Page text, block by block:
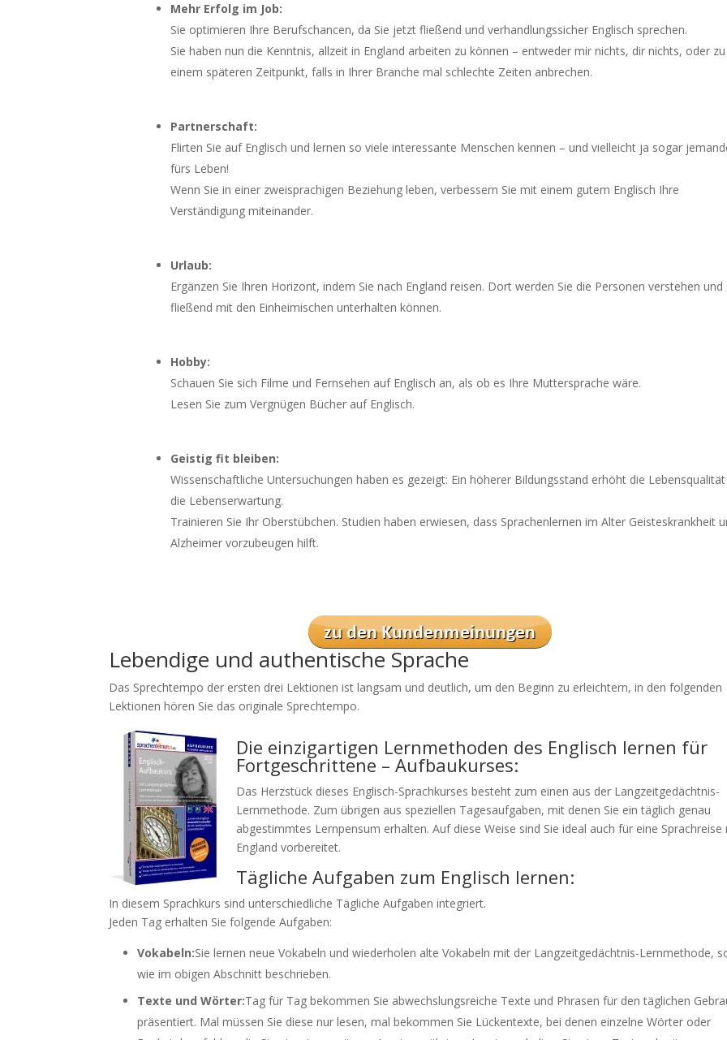
Mehr Erfolg im Job:
Sie optimieren Ihre Berufschancen, da Sie jetzt fließend und verhandlungssicher Englisch sprechen.
Sie haben nun die Kenntnis, allzeit in England arbeiten zu können – entweder mir nichts, dir nichts, oder zu
einem späteren Zeitpunkt, falls in Ihrer Branche mal schlechte Zeiten anbrechen.
Partnerschaft:
Flirten Sie auf Englisch und lernen so viele interessante Menschen kennen – und vielleicht ja sogar
fürs Leben!
Wenn Sie in einer zweisprachigen Beziehung leben, verbessern Sie mit einem gutem Englisch Ihre
Verständigung miteinander.
Urlaub:
Ergänzen Sie Ihren Horizont, indem Sie nach England reisen. Dort werden Sie die Personen verstehen und
fließend mit den Einheimischen unterhalten können.
Hobby:
Schauen Sie sich Filme und Fernsehen auf Englisch an, als ob es Ihre Muttersprache wäre.
Lesen Sie zum Vergnügen Bücher auf Englisch.
Geistig fit bleiben:
Wissenschaftliche Untersuchungen haben es gezeigt: Ein höherer Bildungsstand erhöht die
die Lebenserwartung.
Trainieren Sie Ihr Oberstübchen. Studien haben erwiesen, dass Sprachenlernen im Alter Geisteskrankheit
Alzheimer vorzubeugen hilft.
Lebendige und authentische Sprache
Das Sprechtempo der ersten drei Lektionen ist langsam und deutlich, um den Beginn zu erleichtern, in den folgenden
Lektionen hören Sie das originale Sprechtempo.
Die einzigartigen Lernmethoden des Englisch lernen für
Fortgeschrittene – Aufbaukurses:
Das Herzstück dieses Englisch-Sprachkurses besteht zum einen aus der Langzeitgedächtnis-
Lernmethode. Zum übrigen aus speziellen Tagesaufgaben, mit denen Sie ein täglich genau
abgestimmtes Lernpensum erhalten. Auf diese Weise sind Sie ideal auch für eine Sprachreise
England vorbereitet.
Tägliche Aufgaben zum Englisch lernen:
In diesem Sprachkurs sind unterschiedliche Tägliche Aufgaben integriert.
Jeden Tag erhalten Sie folgende Aufgaben:
Vokabeln:Sie lernen neue Vokabeln und wiederholen alte Vokabeln mit der Langzeitgedächtnis-Lernmethode,
wie im obigen Abschnitt beschrieben.
Texte und Wörter:Tag für Tag bekommen Sie abwechslungsreiche Texte und Phrasen für den täglichen
präsentiert. Mal müssen Sie diese nur lesen, mal bekommen Sie Lückentexte, bei denen einzelne Wörter oder